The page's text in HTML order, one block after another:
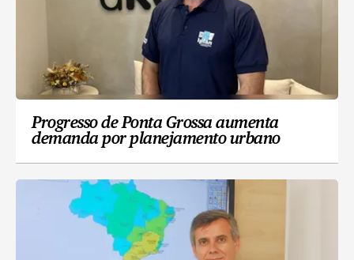
Progresso de Ponta Grossa aumenta
demanda por planejamento urbano